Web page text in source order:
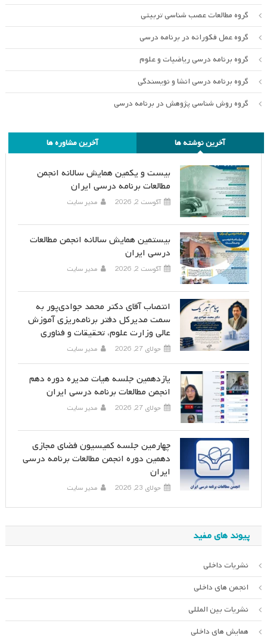
گروه مطالعات عصب شناسی تربیتی
گروه عمل فکورانه در برنامه درسی
گروه برنامه درسی ریاضیات و علوم
گروه برنامه درسی انشا و نویسندگی
گروه روش شناسی پژوهش در برنامه درسی
آخرین نوشته ها آخرین مشاوره ها
بیست و یکمین همایش سالانه انجمن
مطالعات برنامه درسی ایران
آگوست 2, 2026 مدیر سایت
بیستمین همایش سالانه انجمن مطالعات
درسی ایران
آگوست 2, 2026 مدیر سایت
انتصاب آقای دکتر محمد جوادی‌پور به
سمت مدیرکل دفتر برنامه‌ریزی آموزش
عالی وزارت علوم، تحقیقات و فناوری
جولای 27, 2026 مدیر سایت
یازدهمین جلسه هیات مدیره دوره دهم
انجمن مطالعات برنامه درسی ایران
جولای 27, 2026 مدیر سایت
چهارمین جلسه کمیسیون فضای مجازی
دهمین دوره انجمن مطالعات برنامه درسی
ایران
جولای 23, 2026 مدیر سایت
پیوند های مفید
نشریات داخلی
انجمن های داخلی
نشریات بین المللی
همایش های داخلی